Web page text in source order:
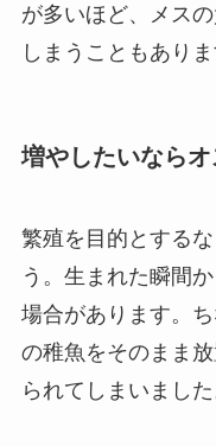
が多いほど、メス
しまうこともありま
増やしたいなら
繁殖を目的とする
う。生まれた瞬間
場合があります。
の稚魚をそのまま
られてしまいました